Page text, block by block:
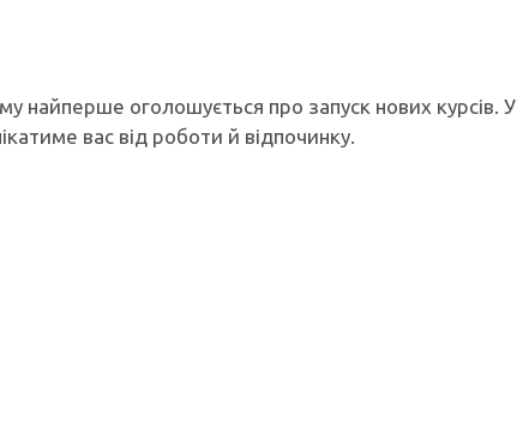
найперше оголошується про запуск нових курсів. У
вас від роботи й відпочинку.